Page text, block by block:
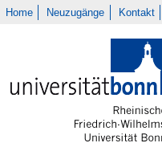
Home Neuzugänge Kontakt